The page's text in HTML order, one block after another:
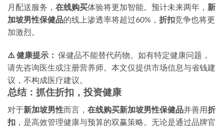
月配送服务， 在线购买体验将更加智能。预计未来两年， 新
加坡男性保健品的线上渗透率将超过60%， 折扣竞争也将更
加激烈。
⚠️ 健康提示： 保健品不能替代药物。如有特定健康问题，
请先咨询医生或注册营养师。本文仅提供市场信息与省钱建
议，不构成医疗建议。
总结：抓住折扣，投资健康
对于新加坡男性而言， 在线购买新加坡男性保健品并善用折
扣 ，是高效管理健康与预算的双赢策略。无论是通过品牌官